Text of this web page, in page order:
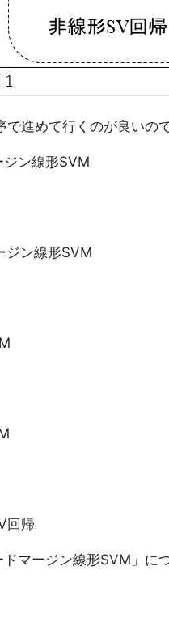
進めて行くのが良いの
ン線形SVM
ン線形SVM
回帰
マージン線形SVM」に